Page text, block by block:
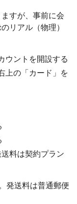
すが、事前に会
リアル（物理）
ウントを開設する
上の「カード」を
料は契約プラン
発送料は普通郵便